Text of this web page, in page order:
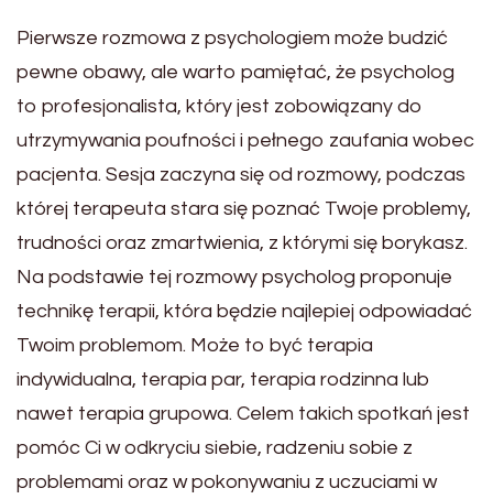
Pierwsze rozmowa z psychologiem może budzić
pewne obawy, ale warto pamiętać, że psycholog
to profesjonalista, który jest zobowiązany do
utrzymywania poufności i pełnego zaufania wobec
pacjenta. Sesja zaczyna się od rozmowy, podczas
której terapeuta stara się poznać Twoje problemy,
trudności oraz zmartwienia, z którymi się borykasz.
Na podstawie tej rozmowy psycholog proponuje
technikę terapii, która będzie najlepiej odpowiadać
Twoim problemom. Może to być terapia
indywidualna, terapia par, terapia rodzinna lub
nawet terapia grupowa. Celem takich spotkań jest
pomóc Ci w odkryciu siebie, radzeniu sobie z
problemami oraz w pokonywaniu z uczuciami w